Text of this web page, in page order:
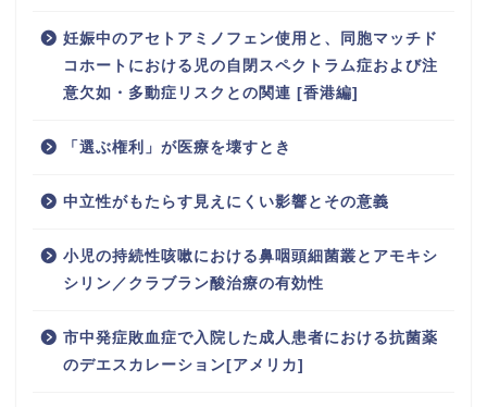
妊娠中のアセトアミノフェン使用と、同胞マッチド
コホートにおける児の自閉スペクトラム症および注
意欠如・多動症リスクとの関連 [香港編]
「選ぶ権利」が医療を壊すとき
中立性がもたらす見えにくい影響とその意義
小児の持続性咳嗽における鼻咽頭細菌叢とアモキシ
シリン／クラブラン酸治療の有効性
市中発症敗血症で入院した成人患者における抗菌薬
のデエスカレーション[アメリカ]